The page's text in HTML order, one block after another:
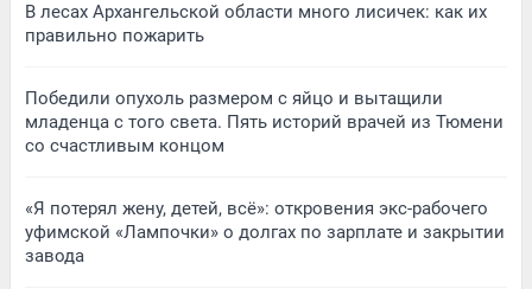
В лесах Архангельской области много лисичек: как их
правильно пожарить
Победили опухоль размером с яйцо и вытащили
младенца с того света. Пять историй врачей из Тюмени
со счастливым концом
«Я потерял жену, детей, всё»: откровения экс-рабочего
уфимской «Лампочки» о долгах по зарплате и закрытии
завода